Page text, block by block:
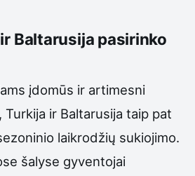
Baltarusija pasirinko
įdomūs ir artimesni
Turkija ir Baltarusija taip pat
laikrodžių sukiojimo.
šalyse gyventojai